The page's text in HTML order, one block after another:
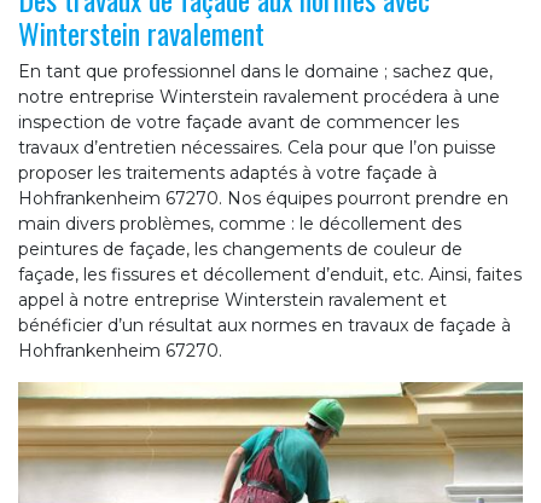
Winterstein ravalement
En tant que professionnel dans le domaine ; sachez que,
notre entreprise Winterstein ravalement procédera à une
inspection de votre façade avant de commencer les
travaux d’entretien nécessaires. Cela pour que l’on puisse
proposer les traitements adaptés à votre façade à
Hohfrankenheim 67270. Nos équipes pourront prendre en
main divers problèmes, comme : le décollement des
peintures de façade, les changements de couleur de
façade, les fissures et décollement d’enduit, etc. Ainsi, faites
appel à notre entreprise Winterstein ravalement et
bénéficier d’un résultat aux normes en travaux de façade à
Hohfrankenheim 67270.